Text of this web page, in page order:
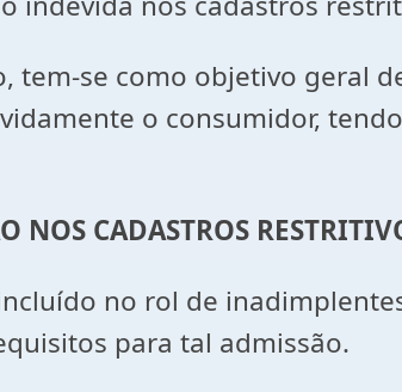
tem-se como objetivo geral
o consumidor,
NOS CADASTROS
no rol de
para tal admissão.